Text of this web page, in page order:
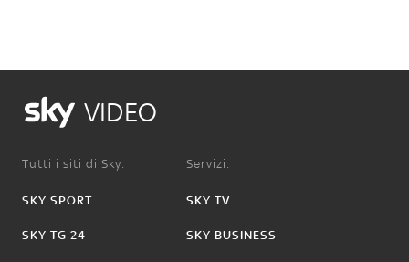
VIDEO
Tutti i siti di Sky:
SKY SPORT
SKY TG 24
Servizi:
SKY TV
SKY BUSINESS